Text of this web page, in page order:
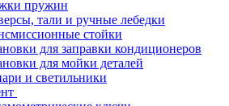
пружин
тали и ручные лебедки
стойки
для заправки кондиционеров
для мойки деталей
и светильники